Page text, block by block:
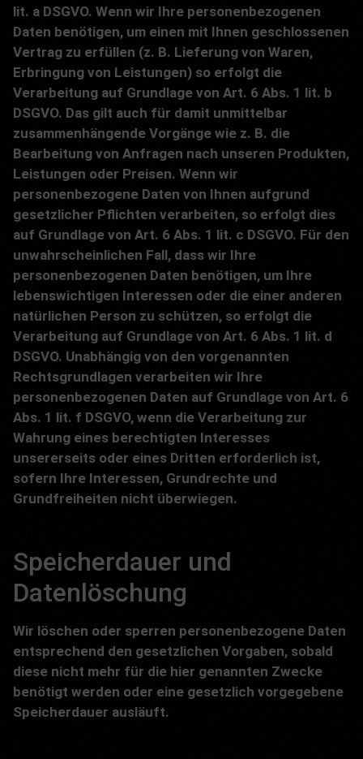
lit. a DSGVO. Wenn wir Ihre personenbezogenen
Daten benötigen, um einen mit Ihnen geschlossenen
Vertrag zu erfüllen (z. B. Lieferung von Waren,
Erbringung von Leistungen) so erfolgt die
Verarbeitung auf Grundlage von Art. 6 Abs. 1 lit. b
DSGVO. Das gilt auch für damit unmittelbar
zusammenhängende Vorgänge wie z. B. die
Bearbeitung von Anfragen nach unseren Produkten,
Leistungen oder Preisen. Wenn wir
personenbezogene Daten von Ihnen aufgrund
gesetzlicher Pflichten verarbeiten, so erfolgt dies
auf Grundlage von Art. 6 Abs. 1 lit. c DSGVO. Für den
unwahrscheinlichen Fall, dass wir Ihre
personenbezogenen Daten benötigen, um Ihre
lebenswichtigen Interessen oder die einer anderen
natürlichen Person zu schützen, so erfolgt die
Verarbeitung auf Grundlage von Art. 6 Abs. 1 lit. d
DSGVO. Unabhängig von den vorgenannten
Rechtsgrundlagen verarbeiten wir Ihre
personenbezogenen Daten auf Grundlage von Art. 6
Abs. 1 lit. f DSGVO, wenn die Verarbeitung zur
Wahrung eines berechtigten Interesses
unsererseits oder eines Dritten erforderlich ist,
sofern Ihre Interessen, Grundrechte und
Grundfreiheiten nicht überwiegen.
Speicherdauer und
Datenlöschung
Wir löschen oder sperren personenbezogene Daten
entsprechend den gesetzlichen Vorgaben, sobald
diese nicht mehr für die hier genannten Zwecke
benötigt werden oder eine gesetzlich vorgegebene
Speicherdauer ausläuft.